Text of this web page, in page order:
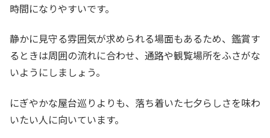
時間になりやすいです。
静かに見守る雰囲気が求められる場面もあるため、鑑賞す
るときは周囲の流れに合わせ、通路や観覧場所をふさがな
いようにしましょう。
にぎやかな屋台巡りよりも、落ち着いた七夕らしさを味わ
いたい人に向いています。